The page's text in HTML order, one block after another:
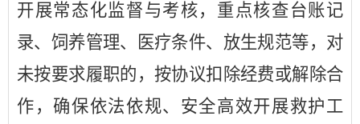
开展常态化监督与考核，重点核查台账记
录、饲养管理、医疗条件、放生规范等，对
未按要求履职的，按协议扣除经费或解除合
作，确保依法依规、安全高效开展救护工